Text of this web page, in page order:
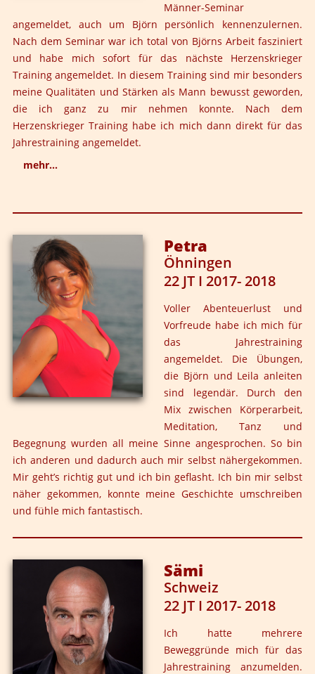
Das Jahrestraining hat mir die Chance gegeben
verpasste Themen nachzuholen und auszuleben, mit
Freude, Ausgelassenheit, jedoch auch mit Still. Ich durfte
in Tiefe und Traurigkeit meine Verletzungen entdecken
und sie verstehen, in mein Bewusstsein bringen und sie
im Alltag integrieren. Es hat mir Impulse gegeben, mich
und mein Leben bewusster zu gestalten. Ich habe viele
Seiten in mir entdeckt von wild bis sanft und mir selbst
die Erlaubnis gegeben, diese auch zu leben.
Männer-Seminar
angemeldet, auch um Björn persönlich kennenzulernen.
Nach dem Seminar war ich total von Björns Arbeit fasziniert
und habe mich sofort für das nächste Herzenskrieger
Training angemeldet. In diesem Training sind mir besonders
meine Qualitäten und Stärken als Mann bewusst geworden,
die ich ganz zu mir nehmen konnte. Nach dem
Herzenskrieger Training habe ich mich dann direkt für das
Jahrestraining angemeldet.
mehr...
die einzelnen Module habe ich als junger Teilnehmer
sehr viele Facetten meines Lebens entdeckt und
schätzen gelernt. Ich fühle mich dadurch sehr
bereichert. Die Welt und die Frauen verstehe ich zwar
immer noch nicht, aber dank Leila und Björns Arbeit
kann ich mit meinem Leben und mit meiner
(Liebes-)Beziehung viel besser umgehen.
Petra
Öhningen
22 JT I 2017- 2018
Voller Abenteuerlust und
Vorfreude habe ich mich für
das Jahrestraining
angemeldet. Die Übungen,
die Björn und Leila anleiten
sind legendär. Durch den
Mix zwischen Körperarbeit,
Meditation, Tanz und
Begegnung wurden all meine Sinne angesprochen. So bin
ich anderen und dadurch auch mir selbst nähergekommen.
Mir geht’s richtig gut und ich bin geflasht. Ich bin mir selbst
näher gekommen, konnte meine Geschichte umschreiben
und fühle mich fantastisch.
Sämi
Schweiz
22 JT I 2017- 2018
Ich hatte mehrere
Beweggründe mich für das
Jahrestraining anzumelden.